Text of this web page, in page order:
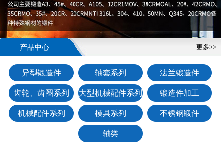
更多>>
产品中心
异型锻造件 轴套系列 法兰锻造件
齿轮、齿圈系列 大型机械配件系列 锻造件加工
机械配件系列 模具系列 不锈钢锻件
轴类